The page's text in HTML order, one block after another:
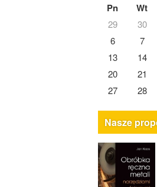
Pn Wt
29 30
6
7
13
14
20
21
27
28
Nasze